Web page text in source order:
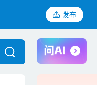
发布